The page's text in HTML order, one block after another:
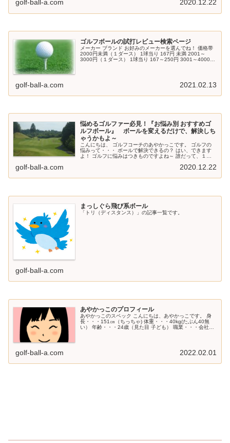
golf-ball-a.com 2020.12.22
ゴルフボールの試打レビュー検索ページ
メーカー ブランド お好みのメーカーを選んでね！ 価格帯
2000円未満（１ダース） 1球当り 167円 未満 2001～
3000円（１ダース） 1球当り 167～250円 3001～4000円
golf-ball-a.com 2021.02.13
悩めるゴルファー必見！『お悩み別 おすすめゴ
ルフボール』 ボールを変えるだけで、解決しち
ゃうかもよ～
こんにちは、 ゴルフコーチのあやかっこです。 ゴルフの
悩みって・・・ ボールで解決できるの？ はい、できます
よ！ ゴルフに悩みはつきものですよね～ 誰だって、１つ
golf-ball-a.com 2020.12.22
まっしぐら飛び系ボール
「トリ（ディスタンス）」の記事一覧です。
golf-ball-a.com
あやかっこのプロフィール
あやかっこのスペック こんにちは、あやかっこです。 身
長・・・151㎝（ちっちゃ) 体重・・・40kg(たぶん40無
い） 年齢・・・24歳（見た目 子ども） 職業・・・会社員
golf-ball-a.com 2022.02.01